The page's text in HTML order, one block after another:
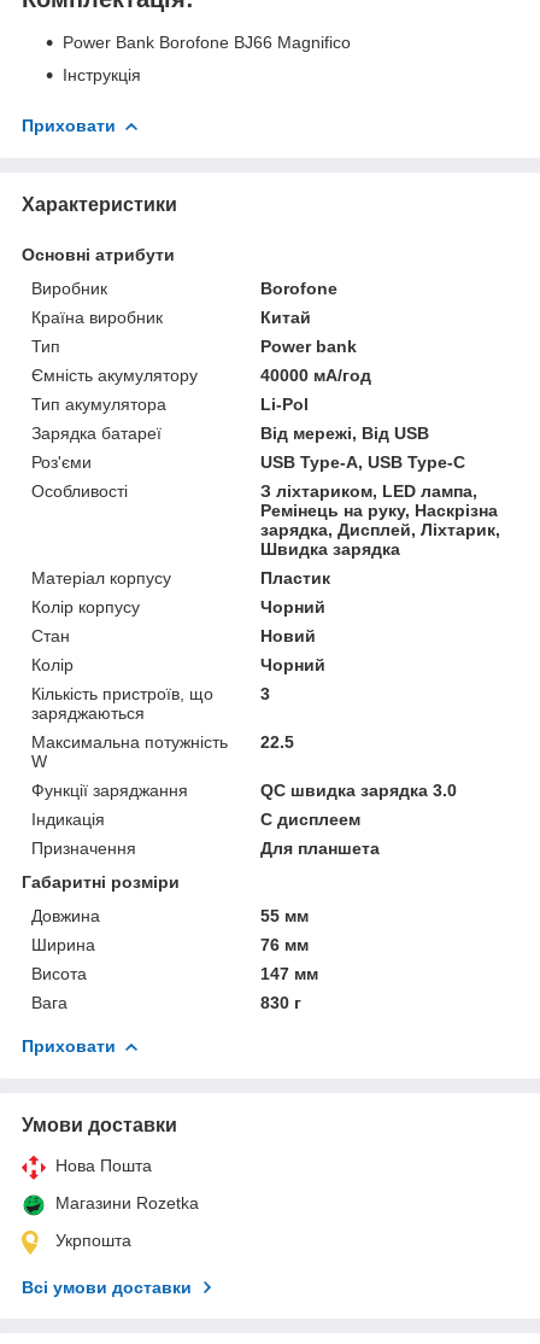
Power Bank Borofone BJ66 Magnifico
Інструкція
Приховати
Характеристики
Основні атрибути
Виробник
Borofone
Країна виробник
Китай
Тип
Power bank
Ємність акумулятору
40000 мА/год
Тип акумулятора
Li-Pol
Зарядка батареї
Від мережі, Від USB
Роз'єми
USB Type-A, USB Type-C
Особливості
З ліхтариком, LED лампа,
Ремінець на руку, Наскрізна
зарядка, Дисплей, Ліхтарик,
Швидка зарядка
Матеріал корпусу
Пластик
Колір корпусу
Чорний
Стан
Новий
Колір
Чорний
Кількість пристроїв, що
заряджаються
3
Максимальна потужність
W
22.5
Функції заряджання
QC швидка зарядка 3.0
Індикація
С дисплеем
Призначення
Для планшета
Габаритні розміри
Довжина
55 мм
Ширина
76 мм
Висота
147 мм
Вага
830 г
Приховати
Умови доставки
Нова Пошта
Магазини Rozetka
Укрпошта
Всі умови доставки